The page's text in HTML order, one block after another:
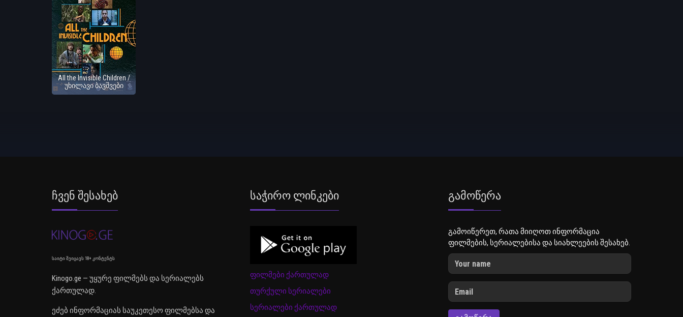
All the Invisible Children /
უხილავი ბავშვები
Ჩვენ Შესახებ
საიტი შეიცავს 18+ კონტენტს
Kinogo.ge — უყურე ფილმებს და სერიალებს
ქართულად.
ეძებ ინფორმაციას საუკეთესო ფილმებსა და
Საჭირო Ლინკები
ფილმები ქართულად
თურქული სერიალები
სერიალები ქართულად
Გამოწერა
გამოიწერეთ, რათა მიიღოთ ინფორმაცია
ფილმების, სერიალებისა და სიახლეების შესახებ.